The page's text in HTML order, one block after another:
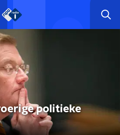
politieke